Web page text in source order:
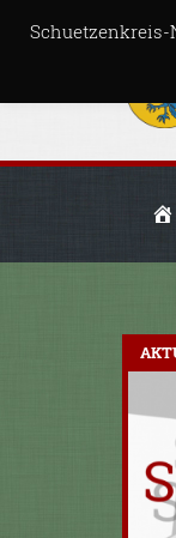
Schuetzenkreis-